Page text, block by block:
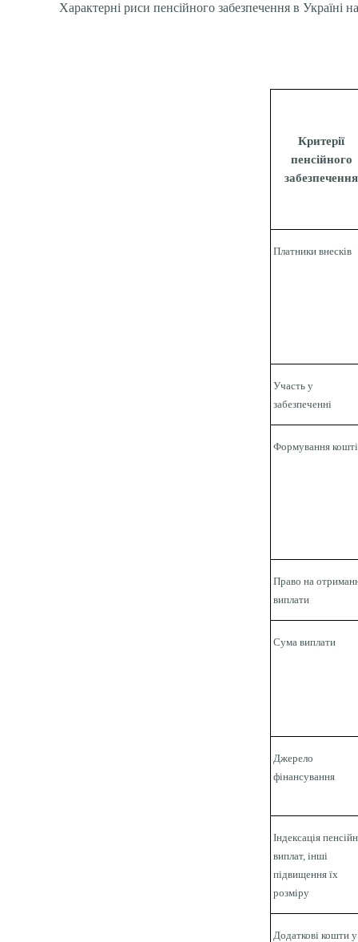
Характерні риси пенсійного забезпечення в Україні
Критерії
пенсійного
забезпечення
Платники внесків
Участь у
забезпеченні
Формування
Право на
виплати
Сума виплати
Джерело
фінансування
Індексація
виплат, інші
підвищення їх
розміру
Додаткові кошти у